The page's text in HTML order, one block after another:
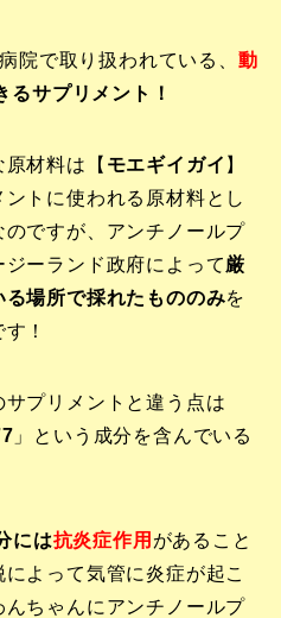
院で取り扱われている、 動
るサプリメント！
材料は【 モエギイガイ 】
トに使われる原材料とし
ですが、アンチノールプ
ーランド政府によって厳
場所で採れたもののみを
！
プリメントと違う点は
」という成分を含んでいる
には抗炎症作用 があること
よって気管に炎症が起こ
ちゃんにアンチノールプ